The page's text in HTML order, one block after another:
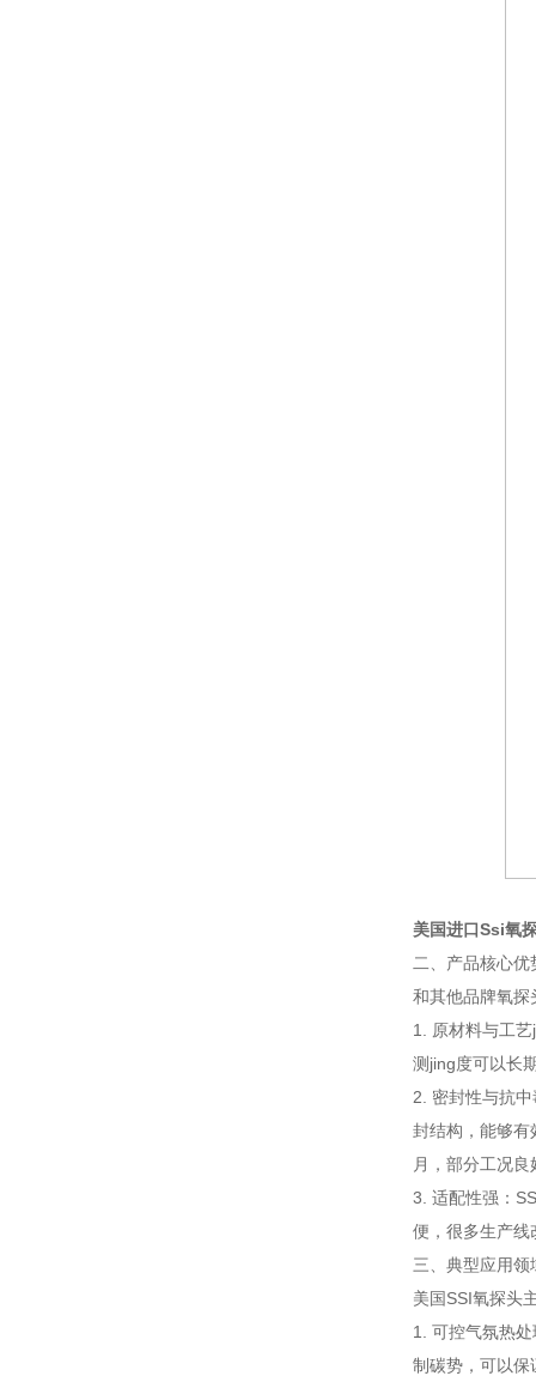
美国进口Ssi氧
二、产品核心优
和其他品牌氧探
1. 原材料与工
测jing度可以长
2. 密封性与抗
封结构，能够有
月，部分工况
3. 适配性强：
便，很多生产线
三、典型应用领
美国SSI氧探头
1. 可控气氛热
制碳势，可以保